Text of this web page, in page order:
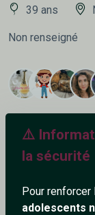
⚠️
la sécurité
Pour
adolescents
39 ans
Non renseigné
Ajouter un